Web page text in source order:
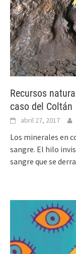
Recursos
caso del Coltán
abril 27, 2017
Los minerales en
sangre. El hilo
sangre que se